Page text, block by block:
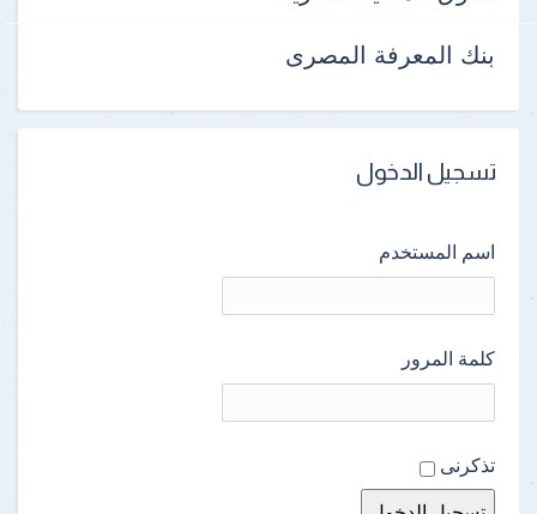
بنك المعرفة المصرى
تسجيل الدخول
اسم المستخدم
كلمة المرور
تذكرنى